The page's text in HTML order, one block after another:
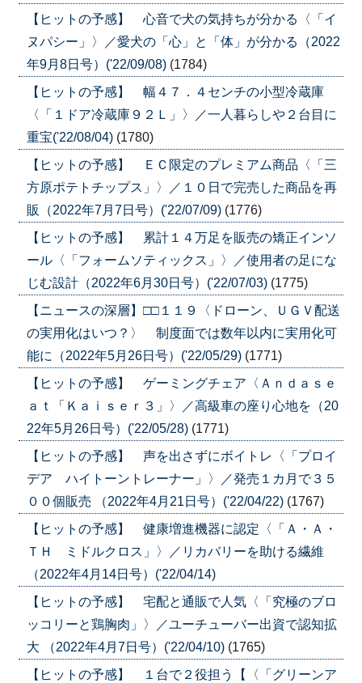
【ヒットの予感】 心音で犬の気持ちが分かる〈「イ
ヌパシー」〉／愛犬の「心」と「体」が分かる（2022
年9月8日号）('22/09/08) (1784)
【ヒットの予感】 幅４７．４センチの小型冷蔵庫
〈「１ドア冷蔵庫９２Ｌ」〉／一人暮らしや２台目に
重宝('22/08/04) (1780)
【ヒットの予感】 ＥＣ限定のプレミアム商品〈「三
方原ポテトチップス」〉／１０日で完売した商品を再
販（2022年7月7日号）('22/07/09) (1776)
【ヒットの予感】 累計１４万足を販売の矯正インソ
ール〈「フォームソティックス」〉／使用者の足にな
じむ設計（2022年6月30日号）('22/07/03) (1775)
【ニュースの深層】□□１１９〈ドローン、ＵＧＶ配送
の実用化はいつ？〉 制度面では数年以内に実用化可
能に（2022年5月26日号）('22/05/29) (1771)
【ヒットの予感】 ゲーミングチェア〈Ａｎｄａｓｅ
ａｔ「Ｋａｉｓｅｒ３」〉／高級車の座り心地を（20
22年5月26日号）('22/05/28) (1771)
【ヒットの予感】 声を出さずにボイトレ〈「プロイ
デア ハイトーントレーナー」〉／発売１カ月で３５
００個販売 （2022年4月21日号）('22/04/22) (1767)
【ヒットの予感】 健康増進機器に認定〈「Ａ・Ａ・
ＴＨ ミドルクロス」〉／リカバリーを助ける繊維
（2022年4月14日号）('22/04/14)
【ヒットの予感】 宅配と通販で人気〈「究極のブロ
ッコリーと鶏胸肉」〉／ユーチューバー出資で認知拡
大 （2022年4月7日号）('22/04/10) (1765)
【ヒットの予感】 １台で２役担う【〈「グリーンア